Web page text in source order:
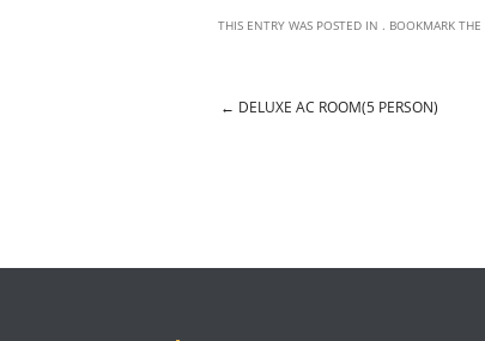
THIS ENTRY WAS POSTED IN . BOOKMARK THE
Post navigation
← DELUXE AC ROOM(5 PERSON)